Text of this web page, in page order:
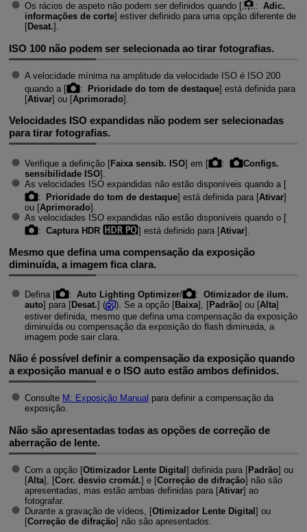
Os rácios de aspeto não podem ser definidos quando [ : Adic.
informações de corte] estiver definido para uma opção diferente de
[Desat.].
ISO 100 não podem ser selecionada ao tirar fotografias.
A velocidade mínima na amplitude da velocidade ISO é ISO 200
quando a [
: Prioridade do tom de destaque] está definida para
[Ativar] ou [Aprimorado].
Velocidades ISO expandidas não podem ser selecionadas
para tirar fotografias.
Verifique a definição [Faixa sensib. ISO] em [ :
Configs.
sensibilidade ISO].
As velocidades ISO expandidas não estão disponíveis quando a [
: Prioridade do tom de destaque] está definida para [Ativar]
ou [Aprimorado].
As velocidades ISO expandidas não estão disponíveis quando o [
: Captura HDR ] está definido para [Ativar].
Mesmo que defina uma compensação da exposição
diminuída, a imagem fica clara.
Defina [ : Auto Lighting Optimizer/ : Otimizador de ilum.
auto] para [Desat.] ( ). Se a opção [Baixa], [Padrão] ou [Alta]
estiver definida, mesmo que defina uma compensação da exposição
diminuída ou compensação da exposição do flash diminuida, a
imagem pode sair clara.
Não é possível definir a compensação da exposição quando
a exposição manual e o ISO auto estão ambos definidos.
Consulte M: Exposição Manual para definir a compensação da
exposição.
Não são apresentadas todas as opções de correção de
aberração de lente.
Com a opção [Otimizador Lente Digital ] definida para [Padrão] ou
[Alta], [Corr. desvio cromát.] e [Correção de difração] não são
apresentadas, mas estão ambas definidas para [Ativar] ao
fotografar.
Durante a gravação de vídeos, [Otimizador Lente Digital ] ou
[Correção de difração] não são apresentados.